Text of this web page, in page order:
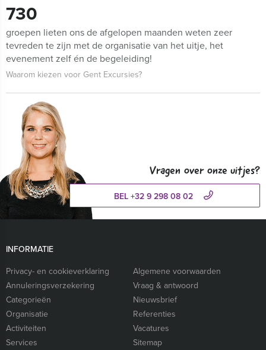
730
groepen lieten ons de afgelopen maanden weten zeer
tevreden te zijn met de organisatie van het uitje, het
evenement zelf én de begeleiding!
Waarom kiezen voor Gent Excursies?
Vragen over onze uitjes?
BEL +32 9 298 08 02
INFORMATIE
Privacy- en cookieverklaring
Algemene voorwaarden
Annuleringsverzekering
Vraag & antwoord
Categorieën
Nieuwsbrief
Organisatie
Referenties
Activiteiten
Vacatures
Services
Sitemap